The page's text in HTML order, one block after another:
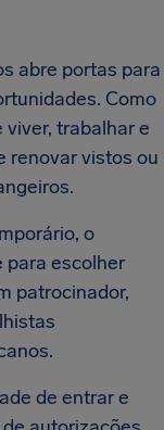
abre portas para
Como
trabalhar e
renovar vistos ou
o
para escolher
patrocinador,
de entrar e